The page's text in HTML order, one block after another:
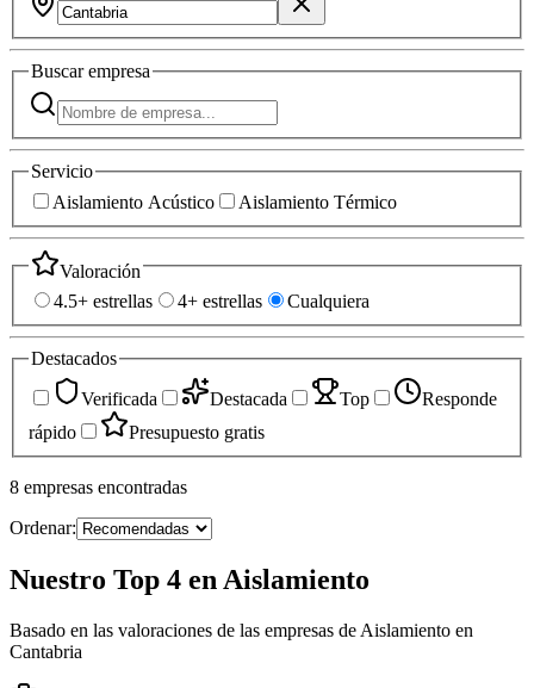
Buscarempresa
Servicio
Aislamiento Acústico
Aislamiento Térmico
Valoración
4.5+ estrellas
4+ estrellas Cualquiera
Destacados
Verificada
Destacada Top
Responde
rápido
Presupuesto gratis
8 empresas encontradas
Ordenar:
Nuestro Top 4 en Aislamiento
Basado en las valoraciones de las empresas de Aislamiento en
Cantabria